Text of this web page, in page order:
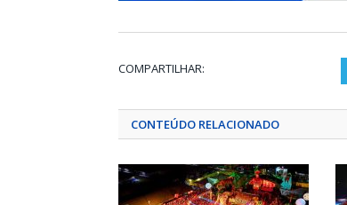
COMPARTILHAR:
CONTEÚDO RELACIONADO